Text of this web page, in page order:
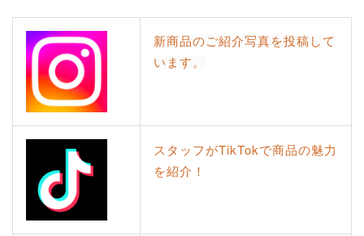
新商品のご紹介写真を投稿して
います。
スタッフがTikTokで商品の魅力
を紹介！